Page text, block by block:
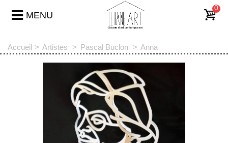
MENU
0
Accueil > Artistes > Pascal Buclon > Anna